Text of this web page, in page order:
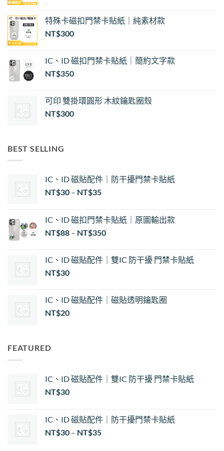
特殊卡磁扣門禁卡貼紙｜純素材款
NT$300
IC、ID 磁扣門禁卡貼紙｜簡約文字款
NT$350
可印 雙掛環圓形 木紋鑰匙圈殼
NT$300
BEST SELLING
IC、ID 磁貼配件｜防干擾門禁卡貼紙
NT$30 – NT$35價
圍：
NT$30
NT$35
IC、ID 磁扣門禁卡貼紙｜原圖輸出款
NT$88 – NT$350
IC、ID 磁貼配件｜雙IC 防干擾 門禁卡貼紙
NT$30
IC、ID 磁貼配件｜磁貼透明鑰匙圈
NT$20
FEATURED
IC、ID 磁貼配件｜雙IC 防干擾 門禁卡貼紙
NT$30
IC、ID 磁貼配件｜防干擾門禁卡貼紙
NT$30 – NT$35價